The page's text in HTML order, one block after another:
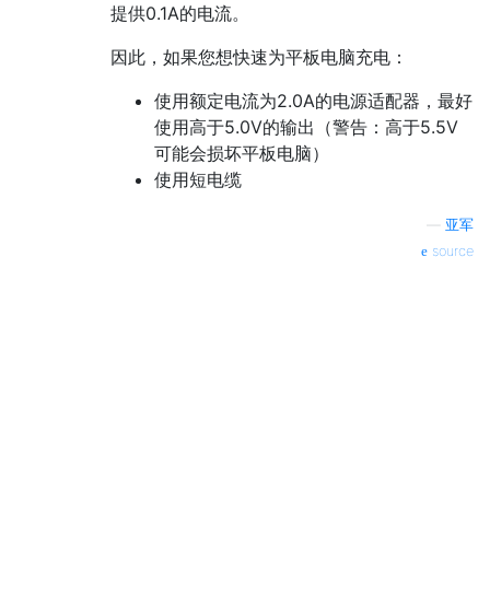
提供0.1A的电流。
因此，如果您想快速为平板电脑充电：
使用额定电流为2.0A的电源适配器，最好
使用高于5.0V的输出（警告：高于5.5V
可能会损坏平板电脑）
使用短电缆
亚军
source